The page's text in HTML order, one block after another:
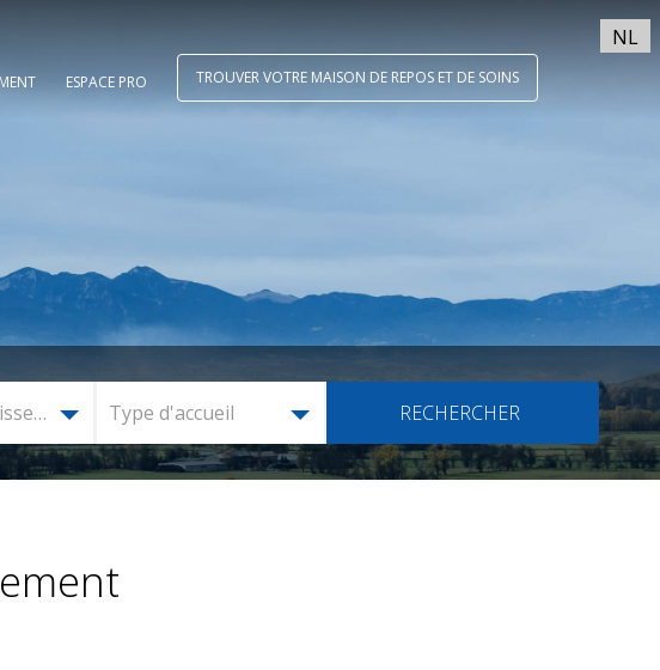
NL
ESPACE PRO TROUVER VOTRE MAISON DE REPOS ET DE SOINS
Type d'accueil RECHERCHER